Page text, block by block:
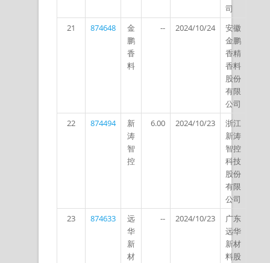
司
21
874648
金
鹏
香
料
-- 2024/10/24
安徽
金鹏
香精
香料
股份
有限
公司
22
874494
新
涛
智
控
6.00 2024/10/23
浙江
新涛
智控
科技
股份
有限
公司
23
874633
远
华
新
材
-- 2024/10/23
广东
远华
新材
料股